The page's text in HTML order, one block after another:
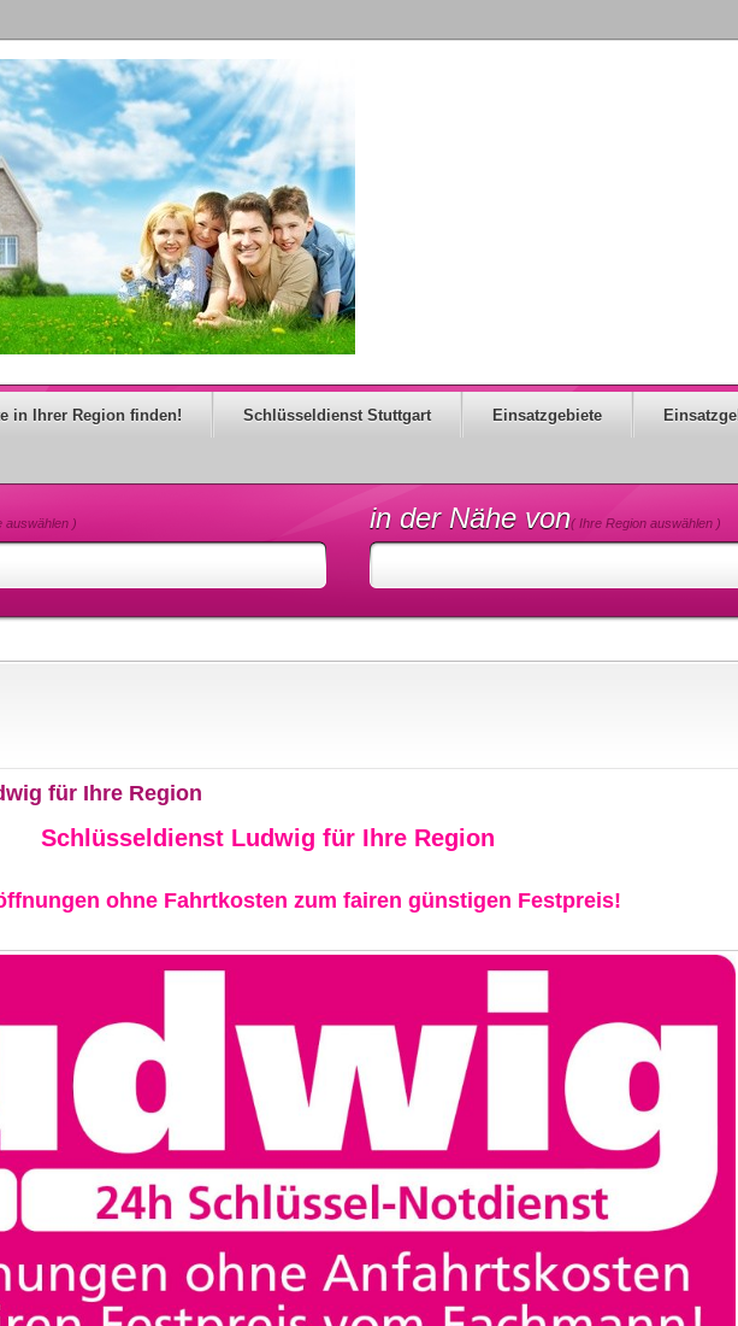
in Ihrer Region finden! Schlüsseldienst Stuttgart Einsatzgebiete
auswählen ) in der Nähe von( Ihre Region auswählen )
für Ihre Region
Schlüsseldienst Ludwig für Ihre Region
ohne Fahrtkosten zum fairen günstigen Festpreis!